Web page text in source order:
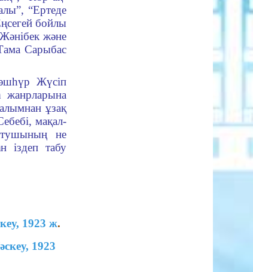
“Ертеде
бойлы
және
Сарыбас
Жүсіп
жанрларына
ұзақ
мақал-
не
іздеп табу
1923 ж.
1923